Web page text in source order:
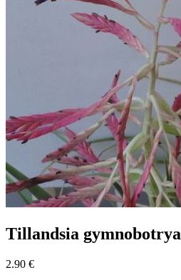
Tillandsia gymnobotrya
2.90 €